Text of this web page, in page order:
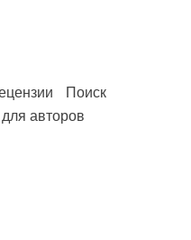
Поиск
авторов